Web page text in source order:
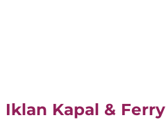
Iklan Kapal & Ferry